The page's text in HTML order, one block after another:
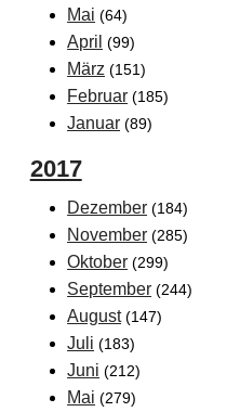
Mai (64)
April (99)
März (151)
Februar (185)
Januar (89)
2017
Dezember (184)
November (285)
Oktober (299)
September (244)
August (147)
Juli (183)
Juni (212)
Mai (279)